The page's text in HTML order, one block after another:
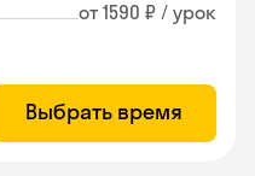
от 1590 ₽ / урок
Выбрать время